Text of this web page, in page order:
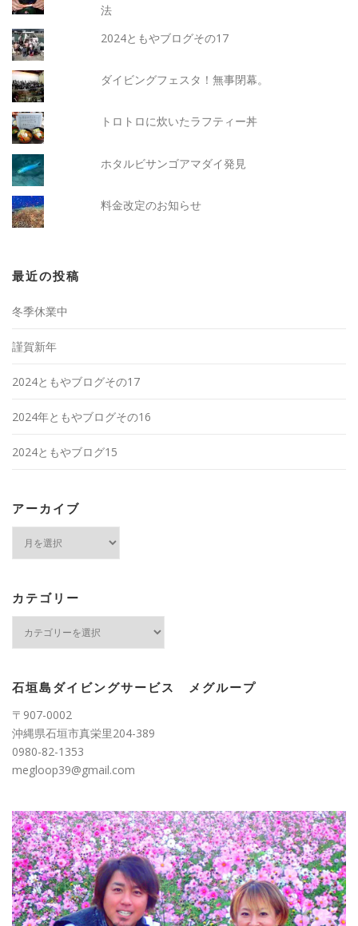
法
2024ともやブログその17
ダイビングフェスタ！無事閉幕。
トロトロに炊いたラフティー丼
ホタルビサンゴアマダイ発見
料金改定のお知らせ
最近の投稿
冬季休業中
謹賀新年
2024ともやブログその17
2024年ともやブログその16
2024ともやブログ15
アーカイブ
ブ
カテゴリー
ー
石垣島ダイビングサービス メグループ
〒907-0002
沖縄県石垣市真栄里204-389
0980-82-1353
megloop39@gmail.com